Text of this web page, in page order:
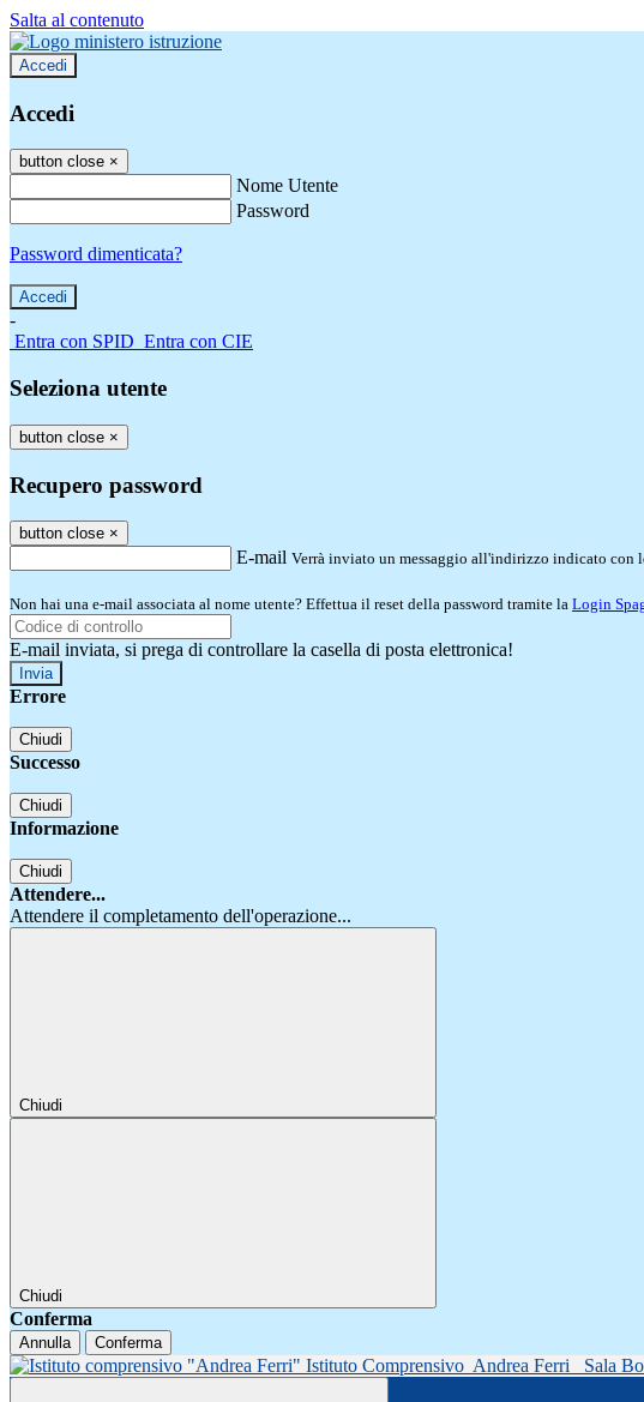
Salta al contenuto
Accedi
Accedi
button close ×
Nome Utente
Password
Password dimenticata?
-
Entra con SPID Entra con CIE
Seleziona utente
button close ×
Recupero password
button close ×
E-mail Verrà inviato un messaggio all'indirizzo indicato con
Non hai una e-mail associata al nome utente? Effettua il reset della password tramite la Login
E-mail inviata, si prega di controllare la casella di posta elettronica!
Errore
Chiudi
Successo
Chiudi
Informazione
Chiudi
Attendere...
Attendere il completamento dell'operazione...
Chiudi
Chiudi
Conferma
Annulla Conferma
Istituto Comprensivo Andrea Ferri Sala